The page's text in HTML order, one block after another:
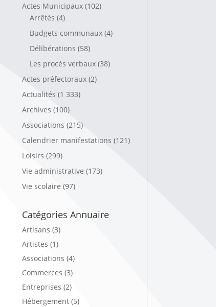
Actes Municipaux(102)
Arrêtés (4)
Budgets communaux(4)
Délibérations (58)
Les procés verbaux(38)
Actes préfectoraux(2)
Actualités (1 333)
Archives (100)
Associations (215)
Calendrier manifestations (121)
Loisirs (299)
Vie administrative (173)
Vie scolaire (97)
Catégories Annuaire
Artisans (3)
Artistes (1)
Associations (4)
Commerces (3)
Entreprises (2)
Hébergement (5)